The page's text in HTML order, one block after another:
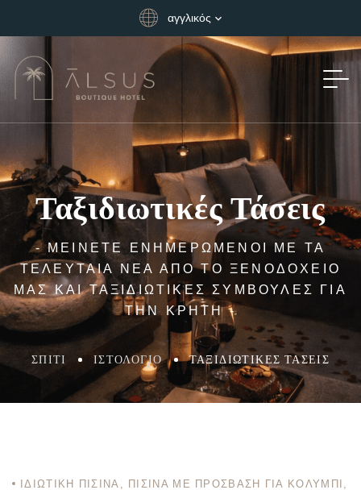
αγγλικός
Ταξιδιωτικές Τάσεις
- ΜΕΊΝΕΤΕ ΕΝΗΜΕΡΩΜΈΝΟΙ ΜΕ ΤΑ
ΤΕΛΕΥΤΑΊΑ ΝΈΑ ΑΠΌ ΤΟ ΞΕΝΟΔΟΧΕΊΟ
ΜΑΣ ΚΑΙ ΤΑΞΙΔΙΩΤΙΚΈΣ ΣΥΜΒΟΥΛΈΣ ΓΙΑ
ΤΗΝ ΚΡΉΤΗ -
ΣΠΊΤΙ ΙΣΤΟΛΌΓΙΟ ΤΑΞΙΔΙΩΤΙΚΈΣ ΤΆΣΕΙΣ
ΙΔΙΩΤΙΚΉ ΠΙΣΊΝΑ , ΠΙΣΊΝΑ ΜΕ ΠΡΌΣΒΑΣΗ ΓΙΑ ΚΟΛΎΜΠΙ ,